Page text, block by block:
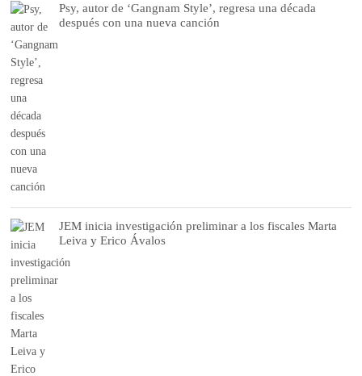
Psy, autor de ‘Gangnam Style’, regresa una década
después con una nueva canción
JEM inicia investigación preliminar a los fiscales Marta
Leiva y Erico Ávalos